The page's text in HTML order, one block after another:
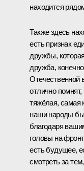
находится
Также здесь
есть признак
дружбы,
дружба,
Отечественной
отлично
тяжёлая, самая
наши народы
благодаря
головы на
есть будущее,
смотреть за